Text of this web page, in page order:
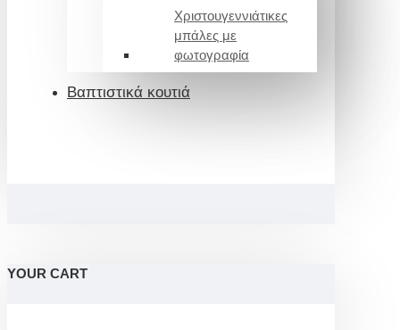
Χριστουγεννιάτικες
μπάλες με
φωτογραφία
Βαπτιστικά κουτιά
YOUR CART